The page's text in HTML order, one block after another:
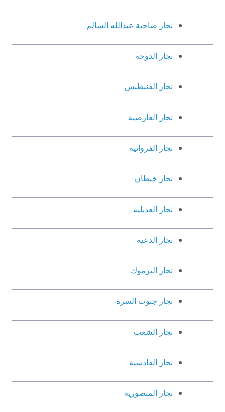
نجار ضاحية عبدالله السالم
نجار الدوحة
نجار الفنيطيس
نجار العارضية
نجار الفروانيه
نجار خيطان
نجار العديليه
نجار الدعيه
نجار اليرموك
نجار جنوب السرة
نجار الشعب
نجار القادسية
نجار المنصوريه